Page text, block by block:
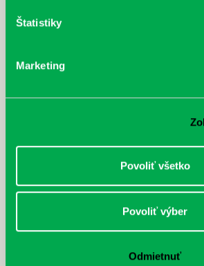
Štatistiky
Marketing
Povoliť všetko
Povoliť výber
Odmietnuť
Rudź, Przemyslaw: Atlas hviezd:
Hardy,